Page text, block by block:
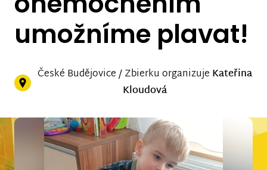
umožníme plavat!
České Budějovice / Zbierku organizuje Kateřina
Kloudová